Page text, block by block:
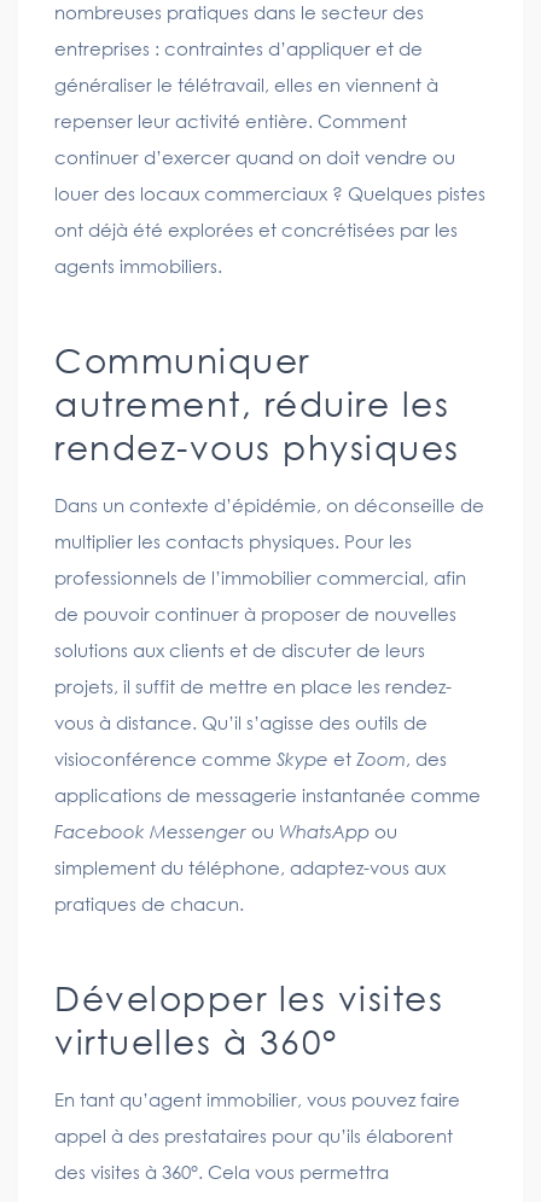
nombreuses pratiques dans le secteur des
entreprises : contraintes d’appliquer et de
généraliser le télétravail, elles en viennent à
repenser leur activité entière. Comment
continuer d’exercer quand on doit vendre ou
louer des locaux commerciaux ? Quelques pistes
ont déjà été explorées et concrétisées par les
agents immobiliers.
Communiquer
autrement, réduire les
rendez-vous physiques
Dans un contexte d’épidémie, on déconseille de
multiplier les contacts physiques. Pour les
professionnels de l’immobilier commercial, afin
de pouvoir continuer à proposer de nouvelles
solutions aux clients et de discuter de leurs
projets, il suffit de mettre en place les rendez-
vous à distance. Qu’il s’agisse des outils de
visioconférence comme Skype et Zoom, des
applications de messagerie instantanée comme
Facebook Messenger ou WhatsApp ou
simplement du téléphone, adaptez-vous aux
pratiques de chacun.
Développer les visites
virtuelles à 360°
En tant qu’agent immobilier, vous pouvez faire
appel à des prestataires pour qu’ils élaborent
des visites à 360°. Cela vous permettra